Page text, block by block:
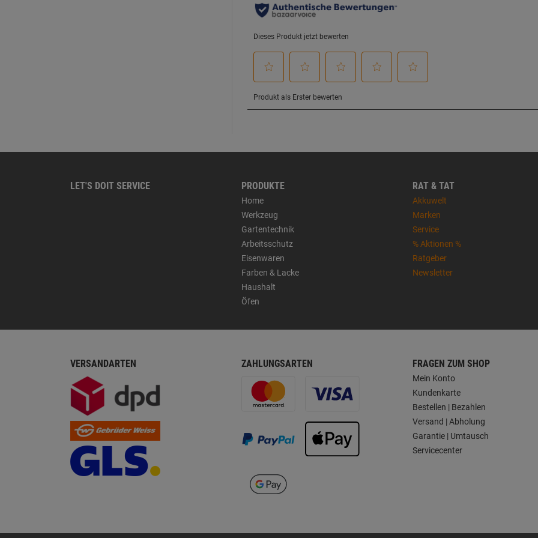
LET'S DOIT SERVICE PRODUKTE
Home
Werkzeug
Gartentechnik
Arbeitsschutz
Eisenwaren
Farben & Lacke
Haushalt
Öfen
RAT & TAT
Akkuwelt
Marken
Service
% Aktionen %
Ratgeber
Newsletter
VERSANDARTEN ZAHLUNGSARTEN FRAGEN ZUM SHOP
Mein Konto
Kundenkarte
Bestellen | Bezahlen
Versand | Abholung
Garantie | Umtausch
Servicecenter